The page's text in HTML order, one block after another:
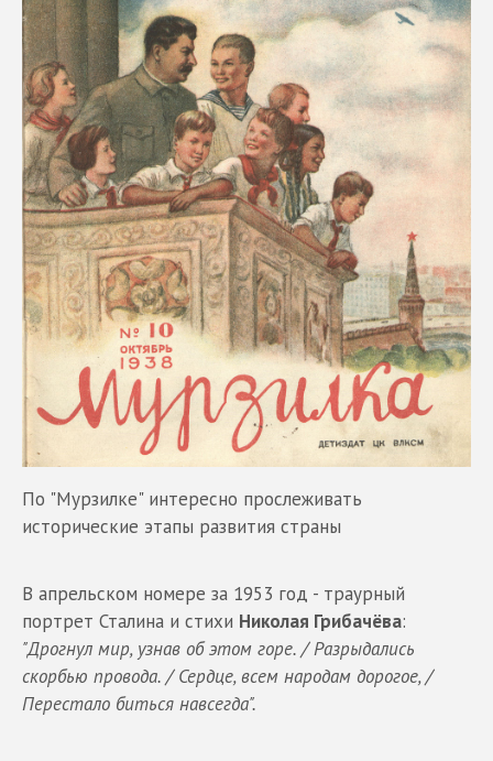
По "Мурзилке" интересно прослеживать
исторические этапы развития страны
В апрельском номере за 1953 год - траурный
портрет Сталина и стихи Николая Грибачёва:
"Дрогнул мир, узнав об этом горе. / Разрыдались
скорбью провода. / Сердце, всем народам дорогое, /
Перестало биться навсегда".